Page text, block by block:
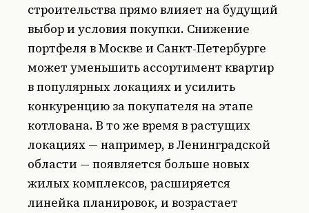
строительства прямо влияет на будущий
выбор и условия покупки. Снижение
портфеля в Москве и Санкт‑Петербурге
может уменьшить ассортимент квартир
в популярных локациях и усилить
конкуренцию за покупателя на этапе
котлована. В то же время в растущих
локациях — например, в Ленинградской
области — появляется больше новых
жилых комплексов, расширяется
линейка планировок, и возрастает